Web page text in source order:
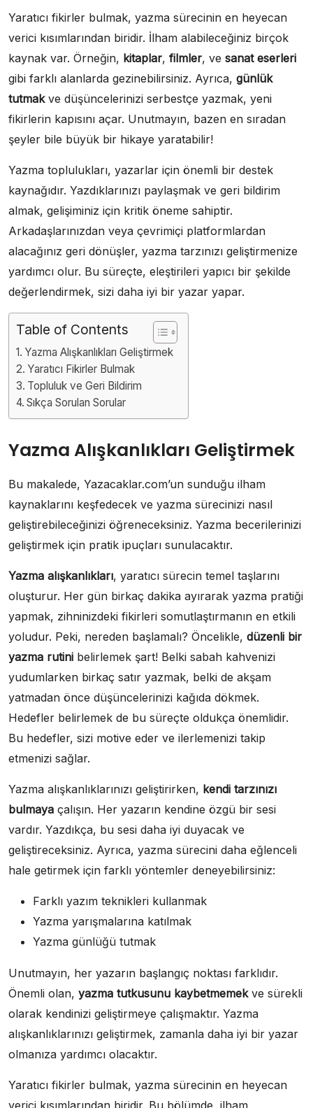
Yaratıcı fikirler bulmak, yazma sürecinin en heyecan
verici kısımlarından biridir. İlham alabileceğiniz birçok
kaynak var. Örneğin, kitaplar, filmler, ve sanat eserleri
gibi farklı alanlarda gezinebilirsiniz. Ayrıca, günlük
tutmakve düşüncelerinizi serbestçe yazmak, yeni
fikirlerin kapısını açar. Unutmayın, bazen en sıradan
şeyler bile büyük bir hikaye yaratabilir!
Yazma toplulukları, yazarlar için önemli bir destek
kaynağıdır. Yazdıklarınızı paylaşmak ve geri bildirim
almak, gelişiminiz için kritik öneme sahiptir.
Arkadaşlarınızdan veya çevrimiçi platformlardan
alacağınız geri dönüşler, yazma tarzınızı geliştirmenize
yardımcı olur. Bu süreçte, eleştirileri yapıcı bir şekilde
değerlendirmek, sizi daha iyi bir yazar yapar.
Table of Contents
Yazma Alışkanlıkları Geliştirmek
Yaratıcı Fikirler Bulmak
Topluluk ve Geri Bildirim
Sıkça Sorulan Sorular
Yazma Alışkanlıkları Geliştirmek
Bu makalede, Yazacaklar.com’un sunduğu ilham
kaynaklarını keşfedecek ve yazma sürecinizi nasıl
geliştirebileceğinizi öğreneceksiniz. Yazma becerilerinizi
geliştirmek için pratik ipuçları sunulacaktır.
Yazma alışkanlıkları, yaratıcı sürecin temel taşlarını
oluşturur. Her gün birkaç dakika ayırarak yazma pratiği
yapmak, zihninizdeki fikirleri somutlaştırmanın en etkili
yoludur. Peki, nereden başlamalı? Öncelikle, düzenli bir
yazma rutini belirlemek şart! Belki sabah kahvenizi
yudumlarken birkaç satır yazmak, belki de akşam
yatmadan önce düşüncelerinizi kağıda dökmek.
Hedefler belirlemek de bu süreçte oldukça önemlidir.
Bu hedefler, sizi motive eder ve ilerlemenizi takip
etmenizi sağlar.
Yazma alışkanlıklarınızı geliştirirken, kendi tarzınızı
bulmaya çalışın. Her yazarın kendine özgü bir sesi
vardır. Yazdıkça, bu sesi daha iyi duyacak ve
geliştireceksiniz. Ayrıca, yazma sürecini daha eğlenceli
hale getirmek için farklı yöntemler deneyebilirsiniz:
Farklı yazım teknikleri kullanmak
Yazma yarışmalarına katılmak
Yazma günlüğü tutmak
Unutmayın, her yazarın başlangıç noktası farklıdır.
Önemli olan, yazma tutkusunu kaybetmemekve sürekli
olarak kendinizi geliştirmeye çalışmaktır. Yazma
alışkanlıklarınızı geliştirmek, zamanla daha iyi bir yazar
olmanıza yardımcı olacaktır.
Yaratıcı fikirler bulmak, yazma sürecinin en heyecan
verici kısımlarından biridir. Bu bölümde, ilham